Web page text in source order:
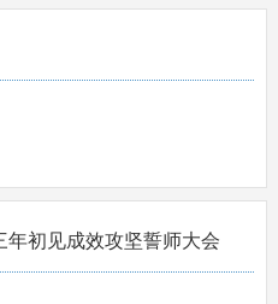
年初见成效攻坚誓师大会